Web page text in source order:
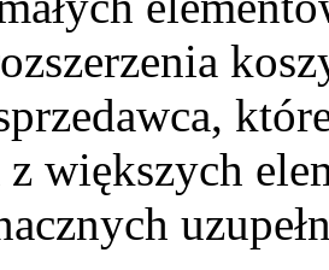
większych